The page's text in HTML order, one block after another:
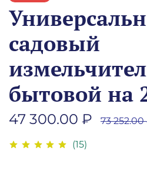
(15)
садовый
бытовой на
47 300.00 ₽ 73 252.00